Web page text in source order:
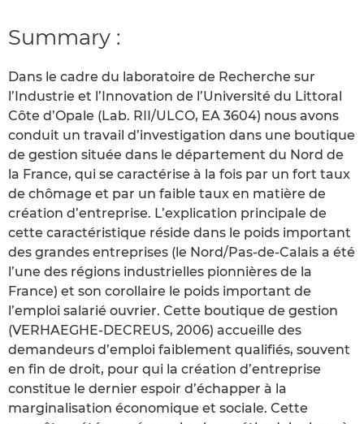
Summary :
Dans le cadre du laboratoire de Recherche sur
l’Industrie et l’Innovation de l’Université du Littoral
Côte d’Opale (Lab. RII/ULCO, EA 3604) nous avons
conduit un travail d’investigation dans une boutique
de gestion située dans le département du Nord de
la France, qui se caractérise à la fois par un fort taux
de chômage et par un faible taux en matière de
création d’entreprise. L’explication principale de
cette caractéristique réside dans le poids important
des grandes entreprises (le Nord/Pas-de-Calais a été
l’une des régions industrielles pionnières de la
France) et son corollaire le poids important de
l’emploi salarié ouvrier. Cette boutique de gestion
(VERHAEGHE-DECREUS, 2006) accueille des
demandeurs d’emploi faiblement qualifiés, souvent
en fin de droit, pour qui la création d’entreprise
constitue le dernier espoir d’échapper à la
marginalisation économique et sociale. Cette